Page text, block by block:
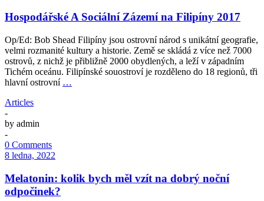
Hospodářské A Sociální Zázemí na Filipíny 2017
Op/Ed: Bob Shead Filipíny jsou ostrovní národ s unikátní geografie,
velmi rozmanité kultury a historie. Země se skládá z více než 7000
ostrovů, z nichž je přibližně 2000 obydlených, a leží v západním
Tichém oceánu. Filipínské souostroví je rozděleno do 18 regionů, tři
hlavní ostrovní …
Articles
-
by admin
-
0 Comments
8 ledna, 2022
Melatonin: kolik bych měl vzít na dobrý noční
odpočinek?